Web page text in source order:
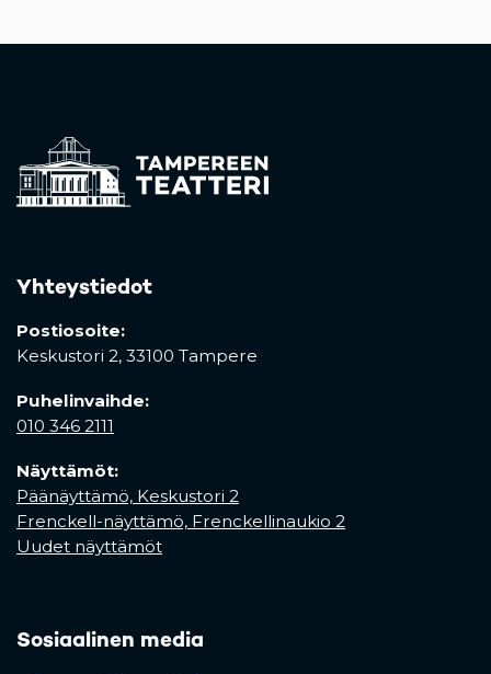
Yhteystiedot
Postiosoite:
Keskustori 2, 33100 Tampere
Puhelinvaihde:
010 346 2111
Näyttämöt:
Päänäyttämö, Keskustori 2
Frenckell-näyttämö, Frenckellinaukio 2
Uudet näyttämöt
Sosiaalinen media